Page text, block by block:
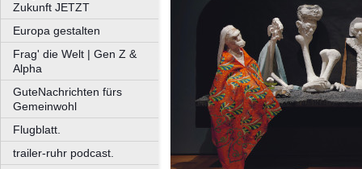
Zukunft JETZT
Europa gestalten
Frag' die Welt | Gen Z &
Alpha
GuteNachrichten fürs
Gemeinwohl
Flugblatt.
trailer-ruhr podcast.